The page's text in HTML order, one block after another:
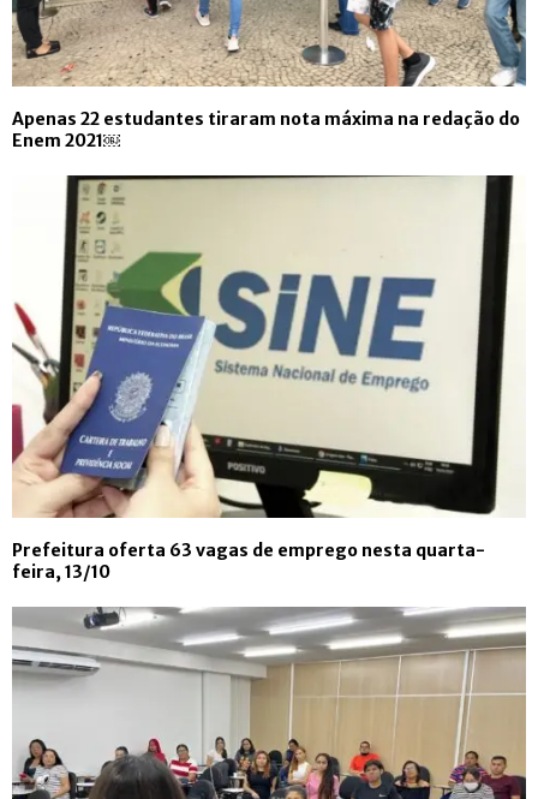
Apenas 22 estudantes tiraram nota máxima na redação do
Enem 2021￼
Prefeitura oferta 63 vagas de emprego nesta quarta-
feira, 13/10